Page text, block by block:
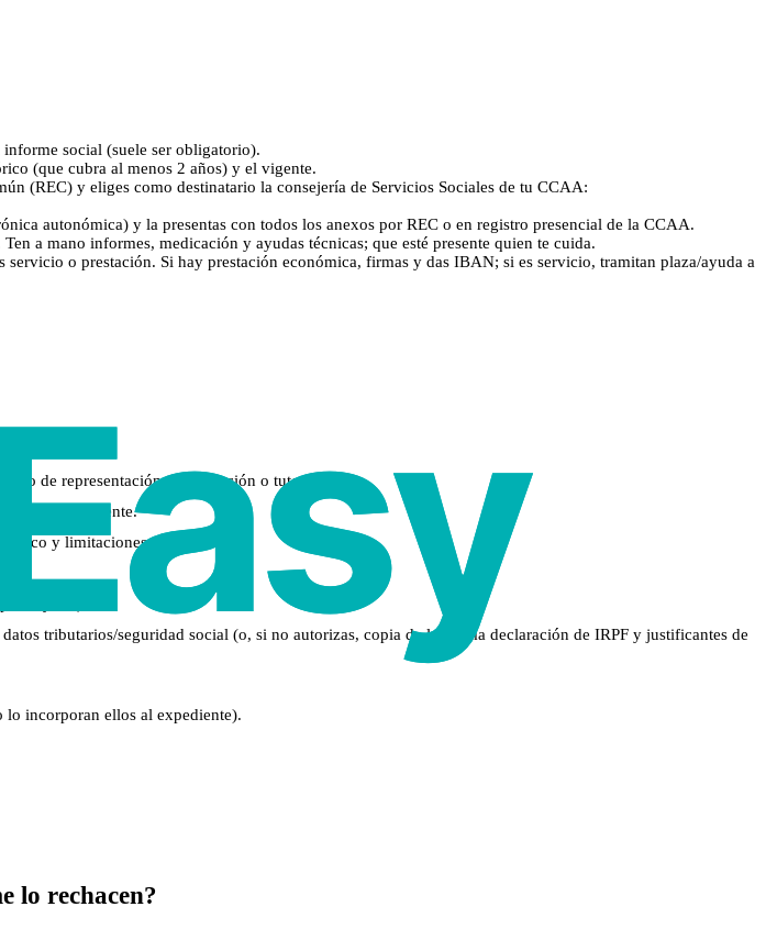
social (suele ser obligatorio).
(que cubra al menos 2 años) y el vigente.
(REC) y eliges como destinatario la consejería de Servicios Sociales de tu CCAA:
autonómica) y la presentas con todos los anexos por REC o en registro presencial de la CCAA.
a mano informes, medicación y ayudas técnicas; que esté presente quien te cuida.
o prestación. Si hay prestación económica, firmas y das IBAN; si es servicio, tramitan plaza/ayuda a
de representación (autorización o tutoría).
y vigente.
y limitaciones funcionales.
ayuda).
tributarios/seguridad social (o, si no autorizas, copia de la última declaración de IRPF y justificantes de
incorporan ellos al expediente).
lo rechacen?